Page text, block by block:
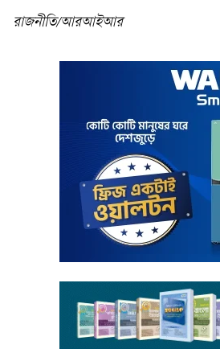
রাজনীতি/আরআইআর